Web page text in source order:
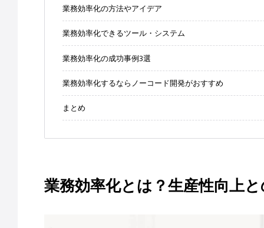
業務効率化の方法やアイデア
業務効率化できるツール・システム
業務効率化の成功事例3選
業務効率化するならノーコード開発がおすすめ
まとめ
業務効率化とは？生産性向上